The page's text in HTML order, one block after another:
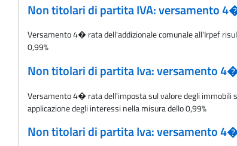
Non titolari di partita IVA: versamento
Versamento 4� rata dell'addizionale comunale all'Irpef
0,99%
Non titolari di partita Iva: versamento
Versamento 4� rata dell'imposta sul valore degli immobili
applicazione degli interessi nella misura dello 0,99%
Non titolari di partita Iva: versamento